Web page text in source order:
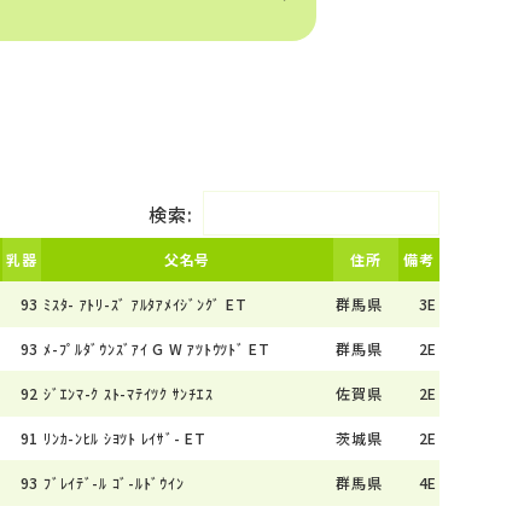
検索:
乳器 父名号 住所 備考
93 ﾐｽﾀ- ｱﾄﾘ-ｽﾞ ｱﾙﾀｱﾒｲｼﾞﾝｸﾞ ET 群馬県 3E
93 ﾒ-ﾌﾟﾙﾀﾞｳﾝｽﾞｱｲ G W ｱﾂﾄｳﾂﾄﾞ ET 群馬県 2E
92 ｼﾞｴﾝﾏ-ｸ ｽﾄ-ﾏﾃｲﾂｸ ｻﾝﾁｴｽ 佐賀県 2E
91 ﾘﾝｶ-ﾝﾋﾙ ｼﾖﾂﾄ ﾚｲｻﾞ- ET 茨城県 2E
93 ﾌﾞﾚｲﾃﾞ-ﾙ ｺﾞ-ﾙﾄﾞｳｲﾝ 群馬県 4E